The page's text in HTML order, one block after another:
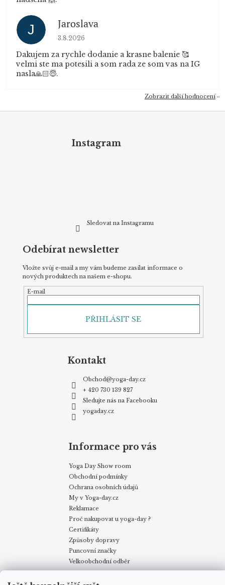
J Jaroslava
Hodnocení obchodu je 5 z 5 hvězdiček.
3.8.2026
Dakujem za rychle dodanie a krasne balenie 🥰
velmi ste ma potesili a som rada ze som vas na IG
nasla🙏🏻😇.
Zobrazit další hodnocení
Instagram
Sledovat na Instagramu
Odebírat newsletter
Vložte svůj e-mail a my vám budeme zasílat informace o
nových produktech na našem e-shopu.
E-mail
PŘIHLÁSIT SE
Kontakt
Obchod@yoga-day.cz
+ 420 730 139 827
Sledujte nás na Facebooku
yogaday.cz
Informace pro vás
Yoga Day Show room
Obchodní podmínky
Ochrana osobních údajů
My v Yoga-day.cz
Reklamace
Proč nakupovat u yoga-day ?
Certifikáty
Způsoby dopravy
Puncovní značky
Velkoobchodní odběr